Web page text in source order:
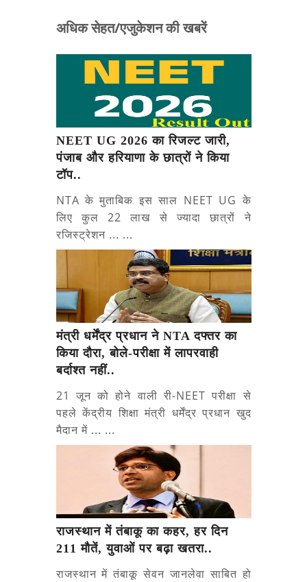
अधिक सेहत/एजुकेशन की खबरें
NEET UG 2026 का रिजल्ट जारी,
पंजाब और हरियाणा के छात्रों ने किया
टॉप..
NTA के मुताबिक इस साल NEET UG के
लिए कुल 22 लाख से ज्यादा छात्रों ने
रजिस्ट्रेशन ... ...
मंत्री धर्मेंद्र प्रधान ने NTA दफ्तर का
किया दौरा, बोले-परीक्षा में लापरवाही
बर्दाश्त नहीं..
21 जून को होने वाली री-NEET परीक्षा से
पहले केंद्रीय शिक्षा मंत्री धर्मेंद्र प्रधान खुद
मैदान में ... ...
राजस्थान में तंबाकू का कहर, हर दिन
211 मौतें, युवाओं पर बढ़ा खतरा..
राजस्थान में तंबाकू सेवन जानलेवा साबित हो